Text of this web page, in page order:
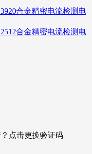
3920合金精密电流检测电
2512合金精密电流检测电